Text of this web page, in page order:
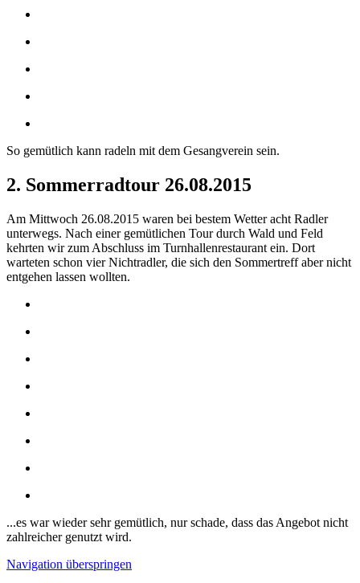
So gemütlich kann radeln mit dem Gesangverein sein.
2. Sommerradtour 26.08.2015
Am Mittwoch 26.08.2015 waren bei bestem Wetter acht Radler
unterwegs. Nach einer gemütlichen Tour durch Wald und Feld
kehrten wir zum Abschluss im Turnhallenrestaurant ein. Dort
warteten schon vier Nichtradler, die sich den Sommertreff aber nicht
entgehen lassen wollten.
...es war wieder sehr gemütlich, nur schade, dass das Angebot nicht
zahlreicher genutzt wird.
Navigation überspringen